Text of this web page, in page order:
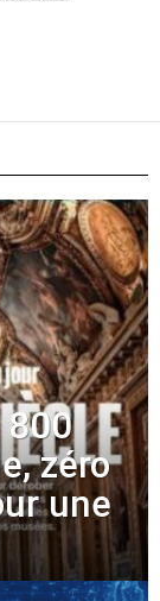
800
zéro
une